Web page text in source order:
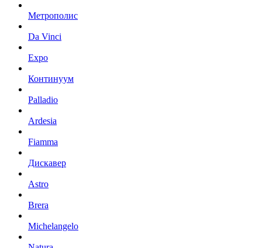
Метрополис
Da Vinci
Expo
Континуум
Palladio
Ardesia
Fiamma
Дискавер
Astro
Brera
Michelangelo